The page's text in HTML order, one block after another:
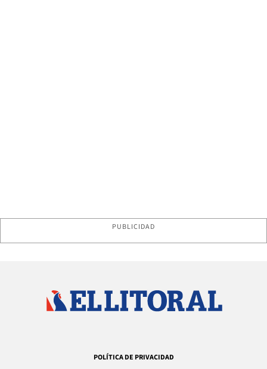
PUBLICIDAD
POLÍTICA DE PRIVACIDAD